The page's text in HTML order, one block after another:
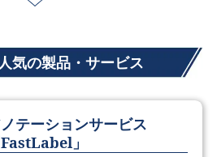
気の製品・サービス
テーションサービス
FastLabel」